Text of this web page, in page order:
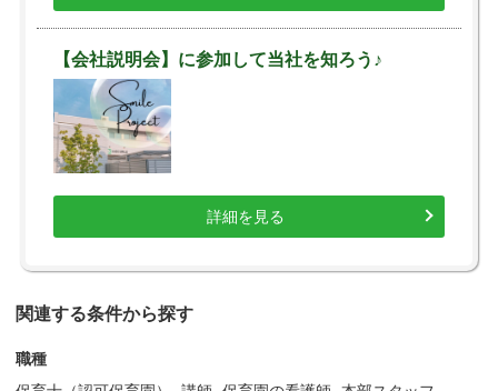
【会社説明会】に参加して当社を知ろう♪
詳細を見る
関連する条件から探す
職種